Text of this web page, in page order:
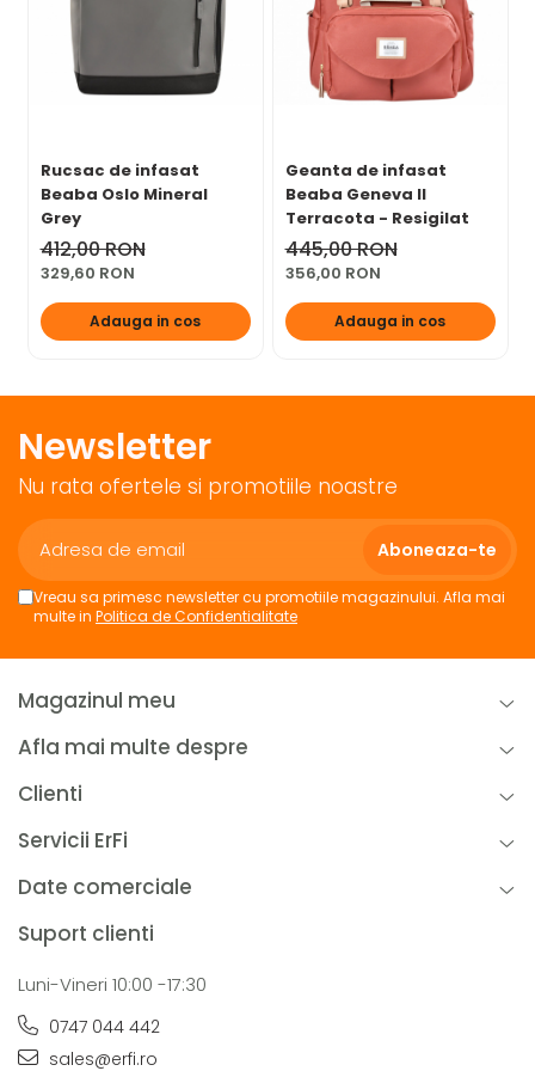
Rucsac de infasat
Beaba Oslo Mineral
Grey
412,00 RON
329,60 RON
Adauga in cos
Geanta de infasat
Beaba Geneva II
Terracota - Resigilat
445,00 RON
356,00 RON
Adauga in cos
Newsletter
Nu rata ofertele si promotiile noastre
Vreau sa primesc newsletter cu promotiile magazinului. Afla mai
multe in Politica de Confidentialitate
Magazinul meu
Afla mai multe despre
Clienti
Servicii ErFi
Date comerciale
Suport clienti
Luni-Vineri 10:00 -17:30
0747 044 442
sales@erfi.ro